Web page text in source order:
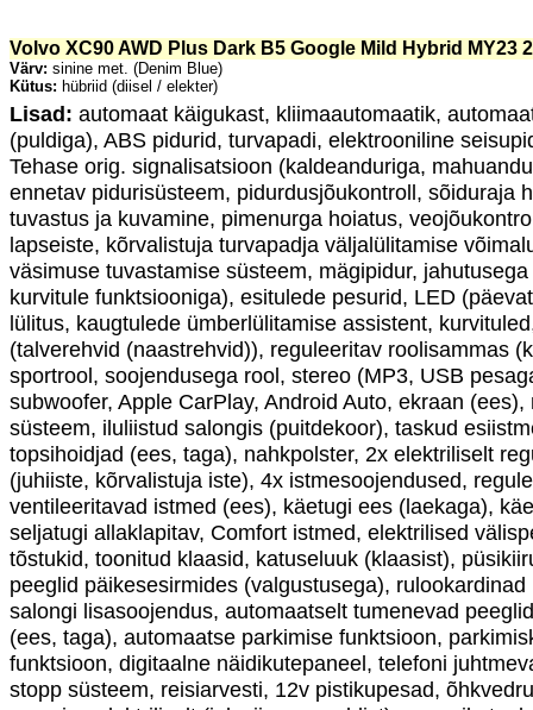
Volvo XC90 AWD Plus Dark B5 Google Mild Hybrid MY23
Värv: sinine met. (Denim Blue)
Kütus: hübriid (diisel / elekter)
Lisad: automaat käigukast, kliimaautomaatik,
(puldiga), ABS pidurid, turvapadi, elektrooniline
Tehase orig. signalisatsioon (kaldeanduriga,
ennetav pidurisüsteem, pidurdusjõukontroll, sõiduraja
tuvastus ja kuvamine, pimenurga hoiatus,
lapseiste, kõrvalistuja turvapadja väljalülitamise
väsimuse tuvastamise süsteem, mägipidur,
kurvitule funktsiooniga), esitulede pesurid, LED
lülitus, kaugtulede ümberlülitamise assistent,
(talverehvid (naastrehvid)), reguleeritav roolisammas
sportrool, soojendusega rool, stereo (MP3, USB
subwoofer, Apple CarPlay, Android Auto, ekraan
süsteem, iluliistud salongis (puitdekoor), taskud
topsihoidjad (ees, taga), nahkpolster, 2x elektriliselt
(juhiiste, kõrvalistuja iste), 4x istmesoojendused,
ventileeritavad istmed (ees), käetugi ees (laekaga),
seljatugi allaklapitav, Comfort istmed, elektrilised
tõstukid, toonitud klaasid, katuseluuk (klaasist),
peeglid päikesesirmides (valgustusega),
salongi lisasoojendus, automaatselt tumenevad
(ees, taga), automaatse parkimise funktsioon,
funktsioon, digitaalne näidikutepaneel, telefoni
stopp süsteem, reisiarvesti, 12v pistikupesad,